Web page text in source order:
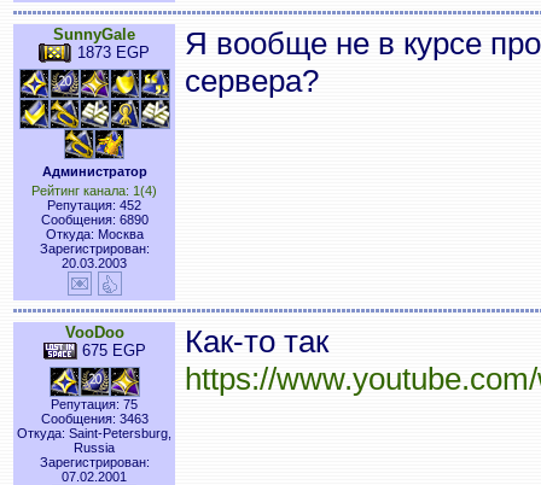
SunnyGale
1873 EGP
Администратор
Рейтинг канала: 1(4)
Репутация: 452
Сообщения: 6890
Откуда: Москва
Зарегистрирован:
20.03.2003
Я вообще не в курсе
сервера?
VooDoo
675 EGP
Репутация: 75
Сообщения: 3463
Откуда: Saint-Petersburg,
Russia
Зарегистрирован:
07.02.2001
Как-то так
https://